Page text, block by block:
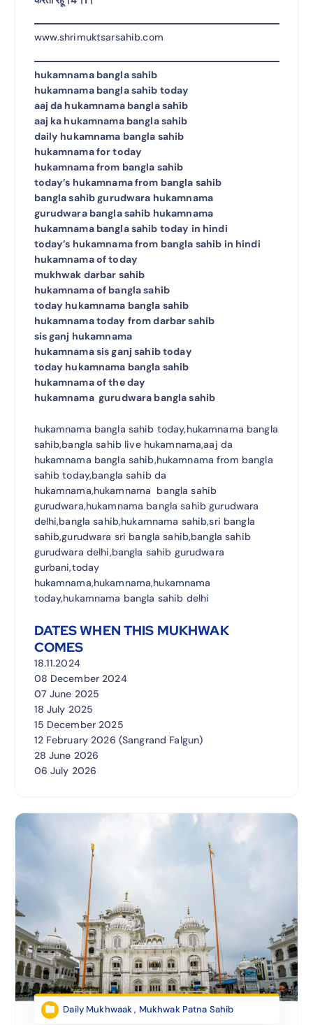
www.shrimuktsarsahib.com
hukamnama bangla sahib
hukamnama bangla sahib today
aaj da hukamnama bangla sahib
aaj ka hukamnama bangla sahib
daily hukamnama bangla sahib
hukamnama for today
hukamnama from bangla sahib
today’s hukamnama from bangla sahib
bangla sahib gurudwara hukamnama
gurudwara bangla sahib hukamnama
hukamnama bangla sahib today in hindi
today’s hukamnama from bangla sahib in hindi
hukamnama of today
mukhwak darbar sahib
hukamnama of bangla sahib
today hukamnama bangla sahib
hukamnama today from darbar sahib
sis ganj hukamnama
hukamnama sis ganj sahib today
today hukamnama bangla sahib
hukamnama of the day
hukamnama gurudwara bangla sahib
hukamnama bangla sahib today,hukamnama bangla
sahib,bangla sahib live hukamnama,aaj da
hukamnama bangla sahib,hukamnama from bangla
sahib today,bangla sahib da
hukamnama,hukamnama bangla sahib
gurudwara,hukamnama bangla sahib gurudwara
delhi,bangla sahib,hukamnama sahib,sri bangla
sahib,gurudwara sri bangla sahib,bangla sahib
gurudwara delhi,bangla sahib gurudwara
gurbani,today
hukamnama,hukamnama,hukamnama
today,hukamnama bangla sahib delhi
DATES WHEN THIS MUKHWAK
COMES
18.11.2024
08 December 2024
07 June 2025
18 July 2025
15 December 2025
12 February 2026 (Sangrand Falgun)
28 June 2026
06 July 2026
Daily Mukhwaak, Mukhwak Patna Sahib